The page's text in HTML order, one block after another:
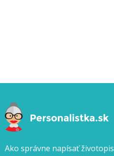
Ako správne napísať životopis